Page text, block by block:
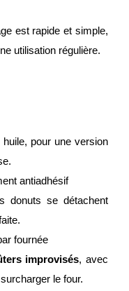
est rapide et simple,
utilisation régulière.
pour une version
antiadhésif
donuts se détachent
fournée
improvisés, avec
le four.